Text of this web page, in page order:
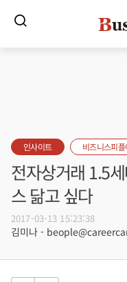
인사이트 비즈니스피
전자상거래 1.5
스 닮고 싶다
2017-03-13 15:23:38
김미나 -